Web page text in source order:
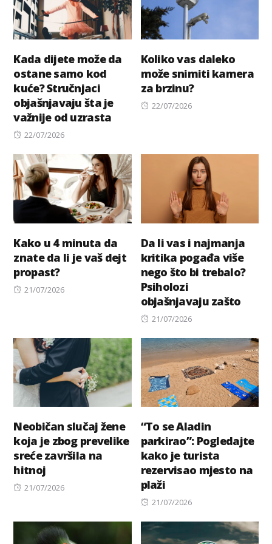
Kada dijete može da
ostane samo kod
kuće? Stručnjaci
objašnjavaju šta je
važnije od uzrasta
Posted
22/07/2026
Koliko vas daleko
može snimiti kamera
za brzinu?
Posted
22/07/2026
Kako u 4 minuta da
znate da li je vaš dejt
propast?
Posted
21/07/2026
Da li vas i najmanja
kritika pogađa više
nego što bi trebalo?
Psiholozi
objašnjavaju zašto
Posted
21/07/2026
Neobičan slučaj žene
koja je zbog prevelike
sreće završila na
hitnoj
Posted
21/07/2026
“To se Aladin
parkirao”: Pogledajte
kako je turista
rezervisao mjesto na
plaži
Posted
21/07/2026